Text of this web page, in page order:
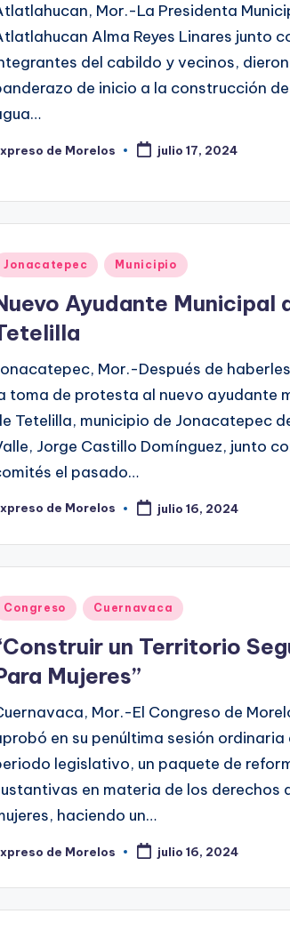
Mor.-La Presidenta
Alma Reyes Linares junto
del cabildo y vecinos,
de inicio a la construcción
de Morelos julio 17, 2024
Jonacatepec Municipio
Ayudante Municipal
Mor.-Después de
toma de protesta al nuevo ayudante
Tetelilla, municipio de Jonacatepec
Jorge Castillo Domínguez, junto
el pasado…
de Morelos julio 16, 2024
Congreso Cuernavaca
un Territorio
Mujeres”
Mor.-El Congreso de
en su penúltima sesión ordinaria
legislativo, un paquete de
en materia de los derechos
haciendo un…
de Morelos julio 16, 2024